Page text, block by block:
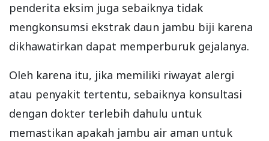
penderita eksim juga sebaiknya tidak
mengkonsumsi ekstrak daun jambu biji karena
dikhawatirkan dapat memperburuk gejalanya.
Oleh karena itu, jika memiliki riwayat alergi
atau penyakit tertentu, sebaiknya konsultasi
dengan dokter terlebih dahulu untuk
memastikan apakah jambu air aman untuk